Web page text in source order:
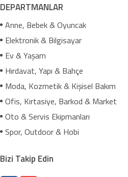
DEPARTMANLAR
Anne, Bebek & Oyuncak
Elektronik & Bilgisayar
Ev & Yaşam
Hırdavat, Yapı & Bahçe
Moda, Kozmetik & Kişisel Bakım
Ofis, Kırtasiye, Barkod & Market
Oto & Servis Ekipmanları
Spor, Outdoor & Hobi
Bizi Takip Edin